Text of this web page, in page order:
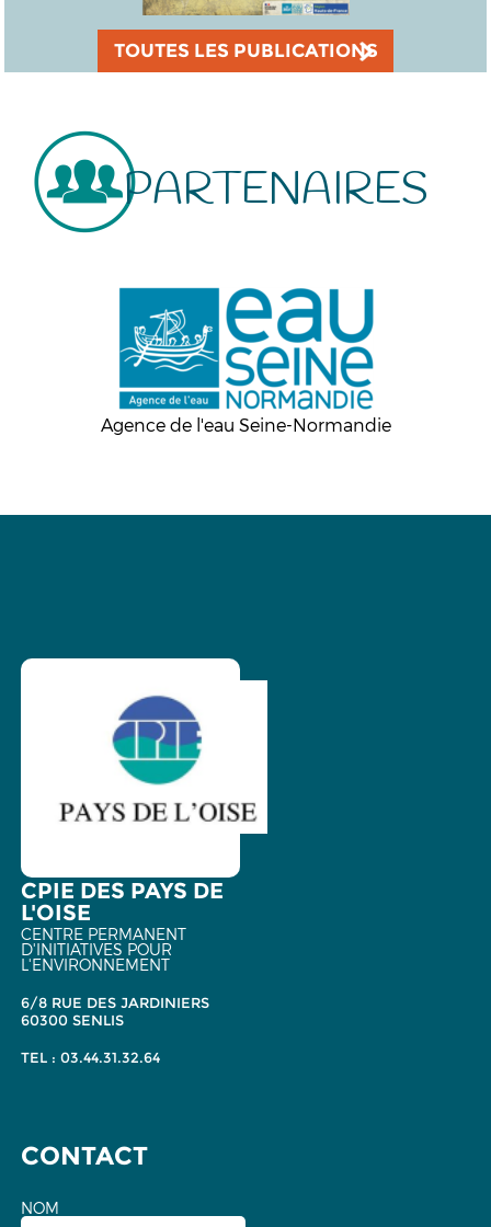
TOUTES LES PUBLICATIONS
PARTENAIRES
Agence de l'eau Seine-Normandie
CPIE DES PAYS DE
L'OISE
CENTRE PERMANENT
D'INITIATIVES POUR
L'ENVIRONNEMENT
6/8 RUE DES JARDINIERS
60300 SENLIS
TEL : 03.44.31.32.64
CONTACT
NOM